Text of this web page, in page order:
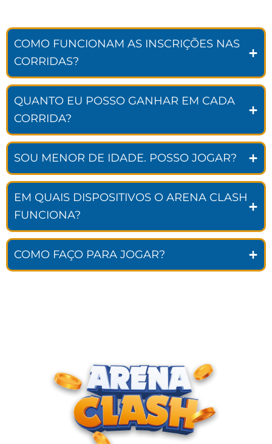
COMO FUNCIONAM AS INSCRIÇÕES NAS
CORRIDAS?
QUANTO EU POSSO GANHAR EM CADA
CORRIDA?
SOU MENOR DE IDADE. POSSO JOGAR?
EM QUAIS DISPOSITIVOS O ARENA CLASH
FUNCIONA?
COMO FAÇO PARA JOGAR?